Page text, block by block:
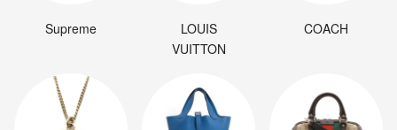
Supreme
LOUIS
VUITTON
COACH